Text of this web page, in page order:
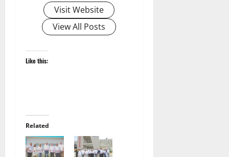
Visit Website
View All Posts
Like this:
Related